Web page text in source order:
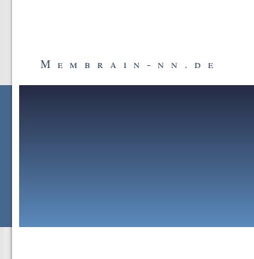
Membrain-nn.de